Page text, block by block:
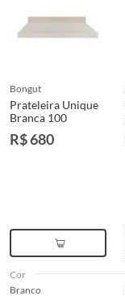
bongut
Prateleira Unique
Branca 100
R$ 680
Cor
Branco